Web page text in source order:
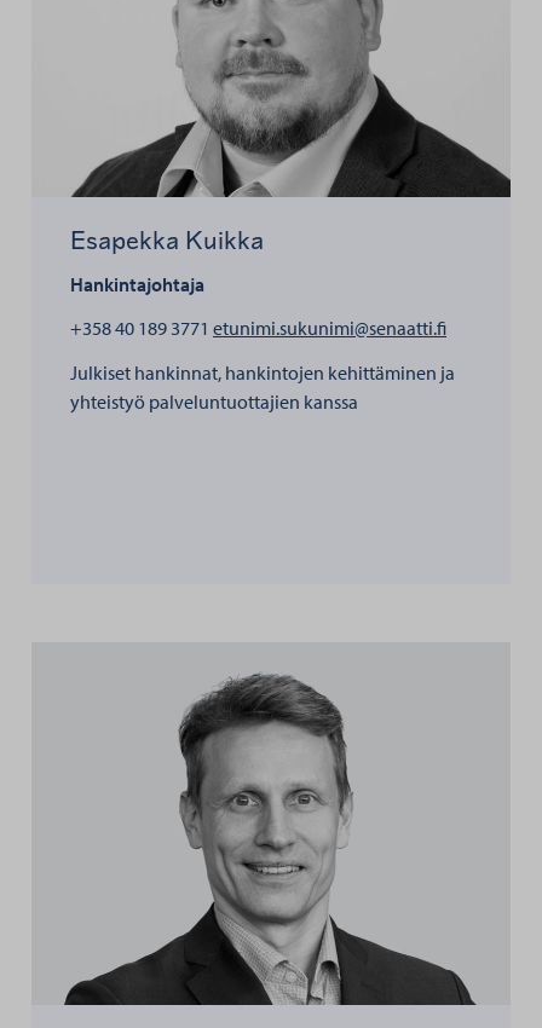
Esapekka Kuikka
Hankintajohtaja
+358 40 189 3771 etunimi.sukunimi@senaatti.fihenkilölle
Julkiset hankinnat, hankintojen kehittäminen ja
yhteistyö palveluntuottajien kanssa